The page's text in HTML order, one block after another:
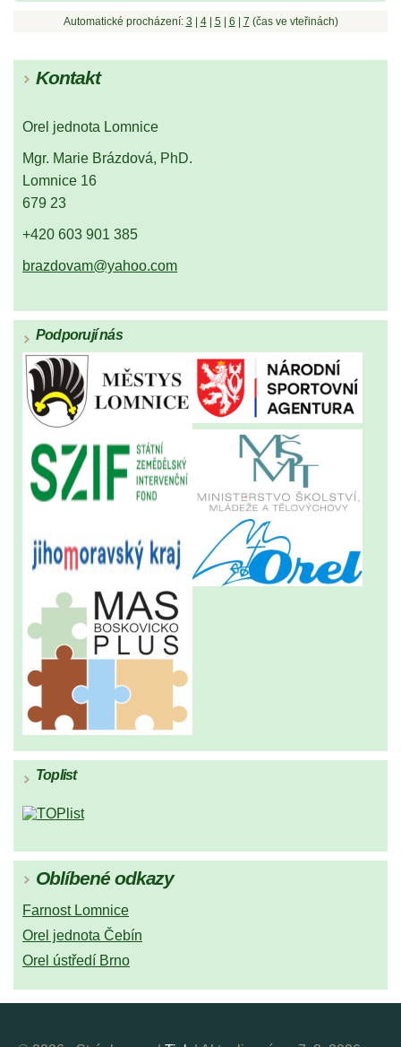
Automatické procházení: 3 4| 5| 6 7 (čas ve vteřinách)
Kontakt
Orel jednota Lomnice
Mgr. Marie Brázdová, PhD.
Lomnice 16
679 23
+420 603 901 385
brazdovam@yahoo.com
Podporují nás
Toplist
Oblíbené odkazy
Farnost Lomnice
Orel jednota Čebín
Orel ústředí Brno